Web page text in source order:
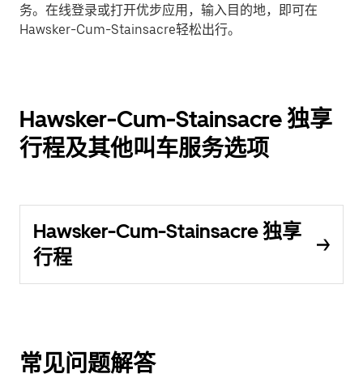
务。在线登录或打开优步应用，输入目的地，即可在
Hawsker-Cum-Stainsacre轻松出行。
Hawsker-Cum-Stainsacre 独享
行程及其他叫车服务选项
Hawsker-Cum-Stainsacre 独享
行程
常见问题解答